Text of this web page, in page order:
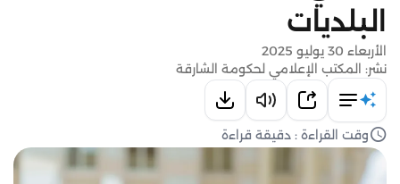
البلديات
الأربعاء 30 يوليو 2025
نشر: المكتب الإعلامي لحكومة الشارقة
وقت القراءة : دقيقة قراءة